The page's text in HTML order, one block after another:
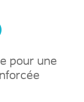
pour une